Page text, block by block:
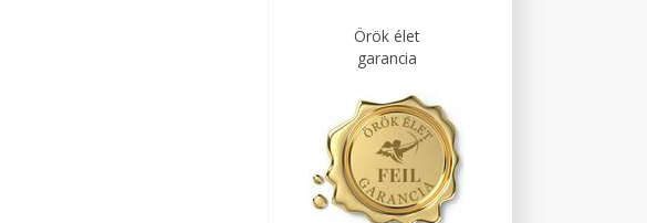
Örök élet
garancia